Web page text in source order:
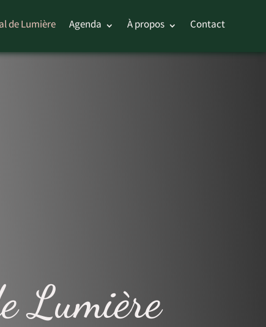
de Lumière Agenda À propos Contact
Lumière